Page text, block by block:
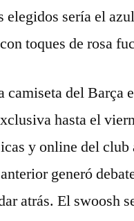
elegidos sería el
toques de rosa
camiseta del Barça
hasta el
y online del club
generó
atrás. El swoosh